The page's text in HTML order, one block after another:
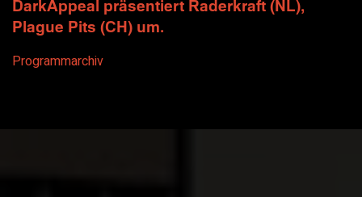
DarkAppeal präsentiert Raderkraft (NL),
Plague Pits (CH) um.
Programmarchiv